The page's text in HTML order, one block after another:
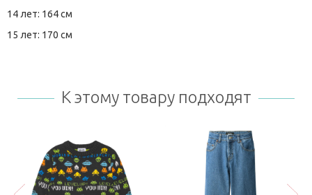
14 лет: 164 см
15 лет: 170 см
К этому товару подходят